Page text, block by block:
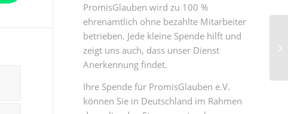
PromisGlauben wird zu 100 %
ehrenamtlich ohne bezahlte Mitarbeiter
betrieben. Jede kleine Spende hilft und
zeigt uns auch, dass unser Dienst
Anerkennung findet.
Ihre Spende für PromisGlauben e.V.
können Sie in Deutschland im Rahmen